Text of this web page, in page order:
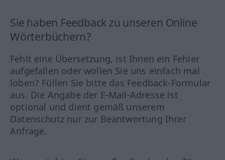
Sie haben Feedback zu unseren Online
Wörterbüchern?
Fehlt eine Übersetzung, ist Ihnen ein Fehler
aufgefallen oder wollen Sie uns einfach mal
loben? Füllen Sie bitte das Feedback-Formular
aus. Die Angabe der E-Mail-Adresse ist
optional und dient gemäß unserem
Datenschutz nur zur Beantwortung Ihrer
Anfrage.